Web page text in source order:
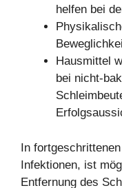
helfen bei
Hausmittel
bei nicht-
In
Infektionen, ist
Entfernung des